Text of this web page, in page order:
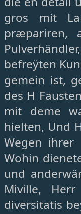
gros mit
præpariren,
befreÿten
gemein ist,
des H
mit deme
hielten, Und
Wegen ihrer
Wohin
und
Miville,
diversitatis